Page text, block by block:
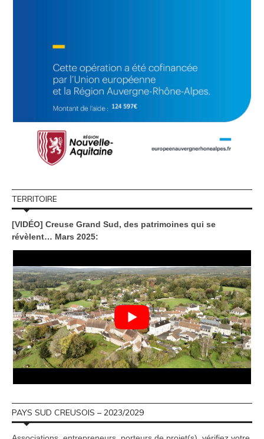
TERRITOIRE
[VIDÉO] Creuse Grand Sud, des patrimoines qui se
révèlent… Mars 2025:
PAYS SUD CREUSOIS – 2023/2029